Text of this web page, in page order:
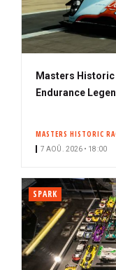
Masters
Endurance
MASTERS HISTORIC
7 AOÛ. 2026 • 18:00
SPARK